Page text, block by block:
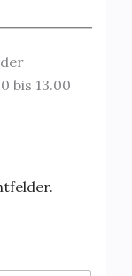
bis 13.00